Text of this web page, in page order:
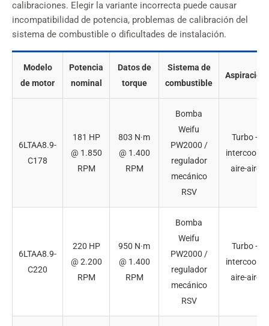
calibraciones. Elegir la variante incorrecta puede causar
incompatibilidad de potencia, problemas de calibración del
sistema de combustible o dificultades de instalación.
Modelo
de motor
Potencia
nominal
Datos de
torque
Sistema de
combustible
Aspiración
6LTAA8.9-
C178
181 HP
@ 1.850
RPM
803 N·m
@ 1.400
RPM
Bomba
Weifu
PW2000 /
regulador
mecánico
RSV
Turbo +
intercooler
aire-aire
6LTAA8.9-
C220
220 HP
@ 2.200
RPM
950 N·m
@ 1.400
RPM
Bomba
Weifu
PW2000 /
regulador
mecánico
RSV
Turbo +
intercooler
aire-aire